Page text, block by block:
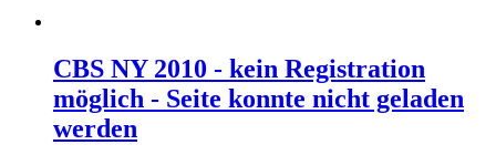
CBS NY 2010 - kein Registration
möglich - Seite konnte nicht geladen
werden